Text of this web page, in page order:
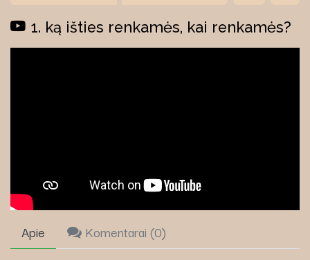
1. ką išties renkamės, kai renkamės?
Apie Komentarai (0)